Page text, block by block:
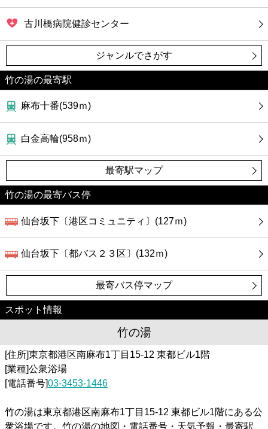
古川橋病院健診センター
ジャンルでさがす
竹の湯の最寄駅
麻布十番(539ｍ)
白金高輪(958ｍ)
最寄駅マップ
竹の湯の最寄バス停
仙台坂下〔港区コミュニティ〕(127ｍ)
仙台坂下〔都バス２３区〕(132ｍ)
最寄バス停マップ
スポット情報
竹の湯
[住所]東京都港区南麻布1丁目15-12 東都ビル1階
[業種]公衆浴場
[電話番号]03-3453-1446
竹の湯は東京都港区南麻布1丁目15-12 東都ビル1階にある公
衆浴場です。竹の湯の地図・電話番号・天気予報・最寄駅、